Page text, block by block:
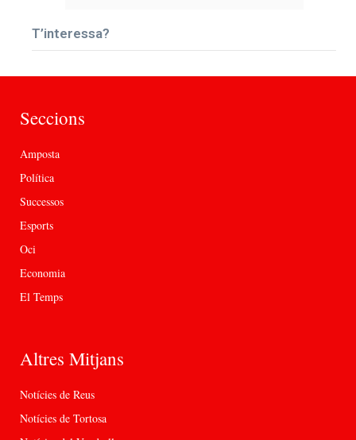
T’interessa?
Seccions
Amposta
Política
Successos
Esports
Oci
Economia
El Temps
Altres Mitjans
Notícies de Reus
Notícies de Tortosa